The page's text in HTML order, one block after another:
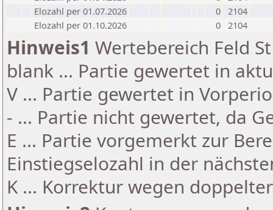
Elozahl per 01.07.2026
0 2104
Elozahl per 01.10.2026
0 2104
Hinweis1 Wertebereich Feld
blank ... Partie gewertet in
V ... Partie gewertet in
- ... Partie nicht gewertet, da
E ... Partie vorgemerkt zur
Einstiegselozahl in der
K ... Korrektur wegen